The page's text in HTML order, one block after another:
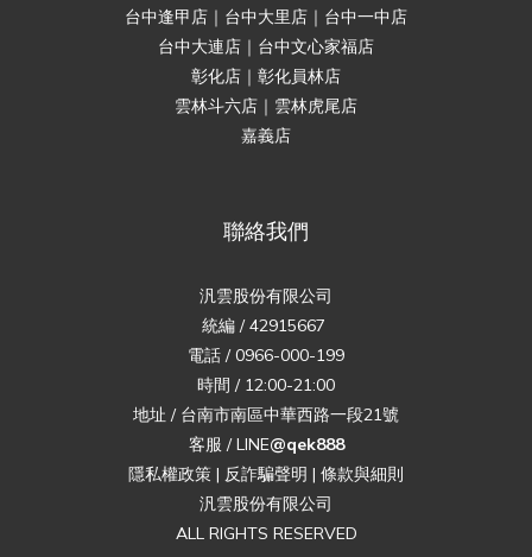
台中逢甲店｜台中大里店｜台中一中店
台中大連店｜台中文心家福店
彰化店｜彰化員林店
雲林斗六店｜雲林虎尾店
嘉義店
聯絡我們
汎雲股份有限公司
統編 / 42915667
電話 / 0966-000-199
時間 / 12:00-21:00
地址 / 台南市南區中華西路一段21號
客服 / LINE@qek888
隱私權政策 | 反詐騙聲明 | 條款與細則
汎雲股份有限公司
ALL RIGHTS RESERVED